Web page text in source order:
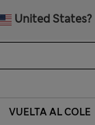
United States?
VUELTA AL COLE